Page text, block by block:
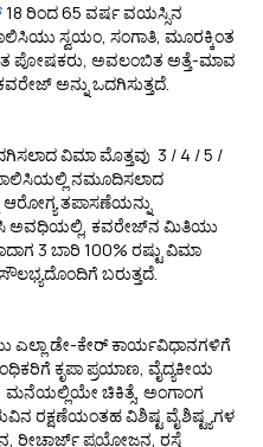
18 ರಿಂದ 65 ವರ್ಷ ವಯಸ್ಸಿನ
ಸ್ವಯಂ, ಸಂಗಾತಿ, ಮೂರಕ್ಕಿಂತ
ಪೋಷಕರು, ಅವಲಂಬಿತ ಅತ್ತೆ-ಮಾವ
ಅನ್ನು ಒದಗಿಸುತ್ತದೆ.
ವಿಮಾ ಮೊತ್ತವು ₹ 3 / 4 / 5 /
ಪಾಲಿಸಿಯಲ್ಲಿ ನಮೂದಿಸಲಾದ
ತಪಾಸಣೆಯನ್ನು
ಅವಧಿಯಲ್ಲಿ, ಕವರೇಜ್‌ನ ಮಿತಿಯು
3 ಬಾರಿ 100% ರಷ್ಟು ವಿಮಾ
ಬರುತ್ತದೆ.
ಎಲ್ಲಾ ಡೇ-ಕೇರ್ ಕಾರ್ಯವಿಧಾನಗಳಿಗೆ
ಕೃಪಾ ಪ್ರಯಾಣ, ವೈದ್ಯಕೀಯ
ಮನೆಯಲ್ಲಿಯೇ ಚಿಕಿತ್ಸೆ, ಅಂಗಾಂಗ
ರಕ್ಷಣೆಯಂತಹ ವಿಶಿಷ್ಟ ವೈಶಿಷ್ಟ್ಯಗಳ
ರೀಚಾರ್ಜ್ ಪ್ರಯೋಜನ, ರಸ್ತೆ